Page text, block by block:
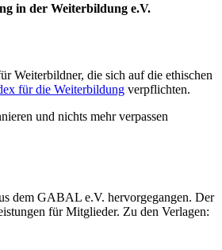
in der Weiterbildung e.V.
Weiterbildner, die sich auf die ethischen
für die Weiterbildung verpflichten.
und nichts mehr verpassen
dem GABAL e.V. hervorgegangen. Der
für Mitglieder. Zu den Verlagen: